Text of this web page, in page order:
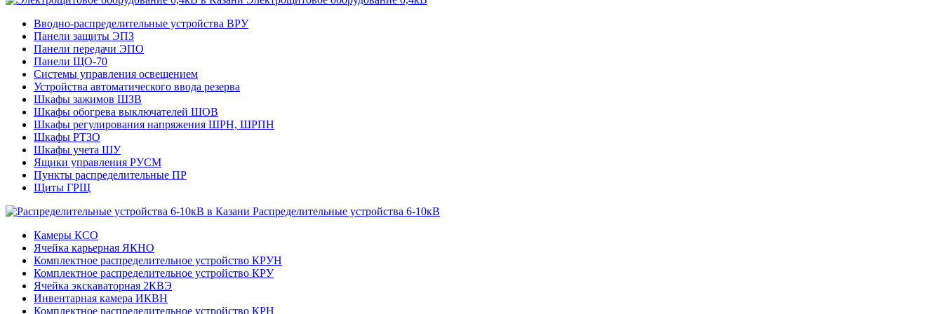
Вводно-распределительные устройства ВРУ
Панели защиты ЭПЗ
Панели передачи ЭПО
Панели ЩО-70
Системы управления освещением
Устройства автоматического ввода резерва
Шкафы зажимов ШЗВ
Шкафы обогрева выключателей ШОВ
Шкафы регулирования напряжения ШРН, ШРПН
Шкафы РТЗО
Шкафы учета ШУ
Ящики управления РУСМ
Пункты распределительные ПР
Щиты ГРЩ
Распределительные устройства 6-10кВ
Камеры КСО
Ячейка карьерная ЯКНО
Комплектное распределительное устройство КРУН
Комплектное распределительное устройство КРУ
Ячейка экскаваторная 2КВЭ
Инвентарная камера ИКВН
Комплектное распределительное устройство КРН